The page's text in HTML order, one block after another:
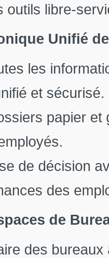
outils libre-
Unifié
les
et sécurisé.
papier
de décision
des
de
des